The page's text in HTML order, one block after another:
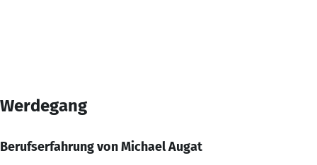
Werdegang
Berufserfahrung von Michael Augat